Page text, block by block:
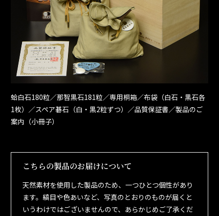
蛤白石180粒／那智黒石181粒／専用桐箱／布袋（白石・黒石各
1枚）／スペア碁石（白・黒2粒ずつ）／品質保証書／製品のご
案内（小冊子）
こちらの製品のお届けについて
天然素材を使用した製品のため、一つひとつ個性があり
ます。縞目や色あいなど、写真のとおりのものが届くと
いうわけではございませんので、あらかじめご了承くだ